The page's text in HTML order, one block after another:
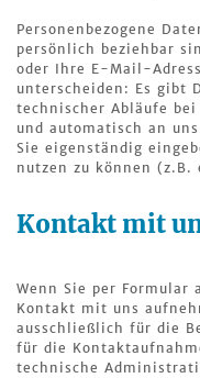
Personenbezogene
persönlich beziehbar
oder Ihre E-Mail-
unterscheiden: Es gibt
technischer Abläufe
und automatisch an
Sie eigenständig
nutzen zu können
Kontakt mit
Wenn Sie per Formular
Kontakt mit uns
ausschließlich für die
für die
technische